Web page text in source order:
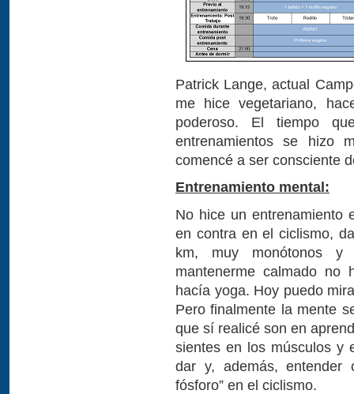
Patrick Lange, actual
me hice vegetariano,
poderoso. El tiempo
entrenamientos se hizo
comencé a ser consciente
Entrenamiento mental:
No hice un entrenamiento
en contra en el ciclismo,
km, muy monótonos y
mantenerme calmado no
hacía yoga. Hoy puedo
Pero finalmente la mente
que sí realicé son en
sientes en los músculos y
dar y, además, entender
fósforo” en el ciclismo.